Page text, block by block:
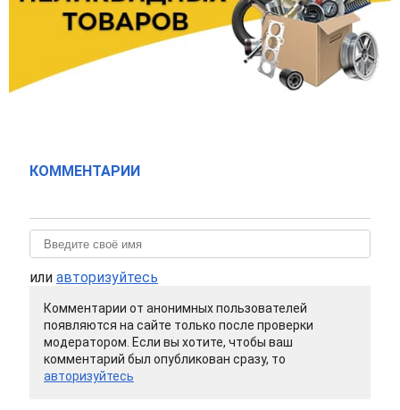
КОММЕНТАРИИ
или авторизуйтесь
Комментарии от анонимных пользователей
появляются на сайте только после проверки
модератором. Если вы хотите, чтобы ваш
комментарий был опубликован сразу, то
авторизуйтесь